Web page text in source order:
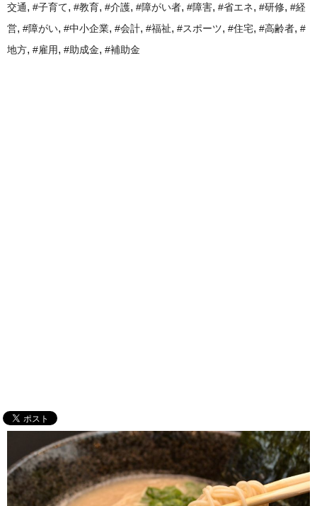
交通, #子育て, #教育, #介護, #障がい者, #障害, #省エネ, #研修, #経
営, #障がい, #中小企業, #会計, #福祉, #スポーツ, #住宅, #高齢者, #
地方, #雇用, #助成金, #補助金